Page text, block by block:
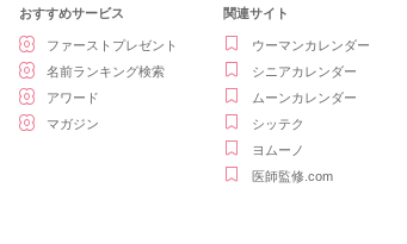
おすすめサービス
ファーストプレゼント
名前ランキング検索
アワード
マガジン
関連サイト
ウーマンカレンダー
シニアカレンダー
ムーンカレンダー
シッテク
ヨムーノ
医師監修.com